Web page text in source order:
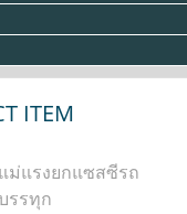
ITEM
แม่แรงยกแซสซีรถ
รรทุก